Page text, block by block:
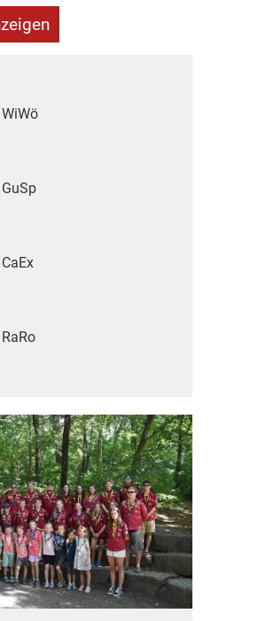
WiWö
GuSp
CaEx
RaRo